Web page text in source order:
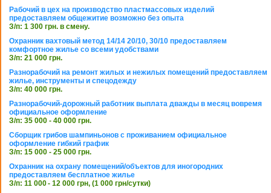
Рабочий в цех на производство пластмассовых изделий
предоставляем общежитие возможно без опыта
З/п: 1 300 грн. в смену.
Охранник вахтовый метод 14/14 20/10, 30/10 предоставляем
комфортное жилье со всеми удобствами
З/п: 21 000 грн.
Разнорабочий на ремонт жилых и нежилых помещений предоставляем
жилье, инструменты и спецодежду
З/п: 40 000 грн.
Разнорабочий-дорожный работник выплата дважды в месяц вовремя
официальное оформление
З/п: 35 000 - 40 000 грн.
Сборщик грибов шампиньонов с проживанием официальное
оформление гибкий график
З/п: 15 000 - 25 000 грн.
Охранник на охрану помещений/объектов для иногородних
предоставляем бесплатное жилье
З/п: 11 000 - 12 000 грн, (1 000 грн/сутки)